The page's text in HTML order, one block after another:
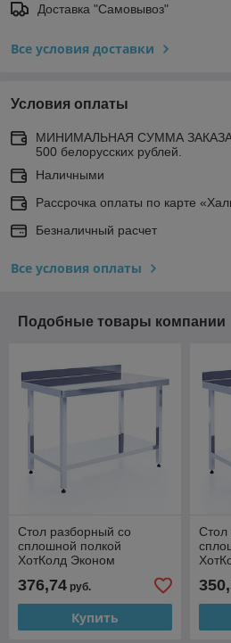
Доставка "Самовывоз"
Все условия доставки
Условия оплаты
МИНИМАЛЬНАЯ СУММА
500 белорусских рублей.
Наличными
Рассрочка оплаты по карте
Безналичный расчет
Все условия оплаты
Подобные товары компании
Стол разборный со
сплошной полкой
ХотКолд Эконом
376,74 руб.
Купить
Стол